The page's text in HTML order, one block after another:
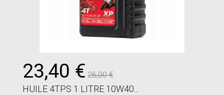
23,40 € 26,00 €
HUILE 4TPS 1 LITRE 10W40...